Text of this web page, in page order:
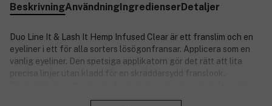
BeskrivningAnvändningIngredienserDetaljer
Duo Line It & Lash It Hemp Infused Clear är ett franslim och en
eyeliner i ett för alla sorters lösögonfransar. Applicera som en
vanlig eyeliner. Den spetsiga applikatorn gör det rätt att lita
precisa linjer utan kladd för en skräddarsydd franslook.